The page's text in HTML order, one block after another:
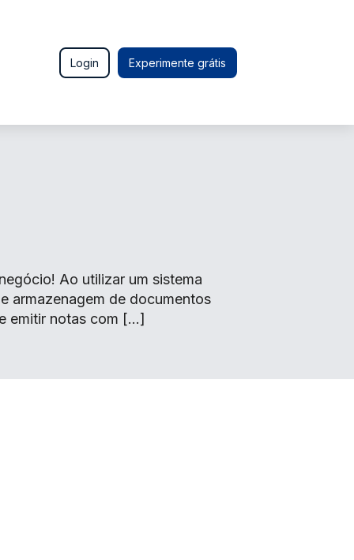
Login Experimente grátis
Ao utilizar um sistema
armazenagem de documentos
emitir notas com […]